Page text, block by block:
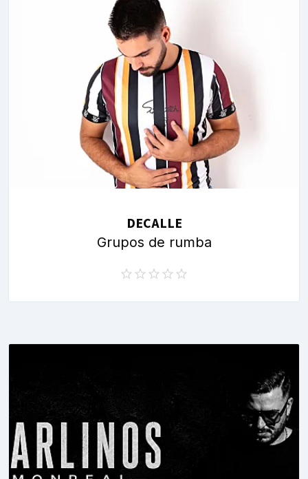
DECALLE
Grupos de rumba